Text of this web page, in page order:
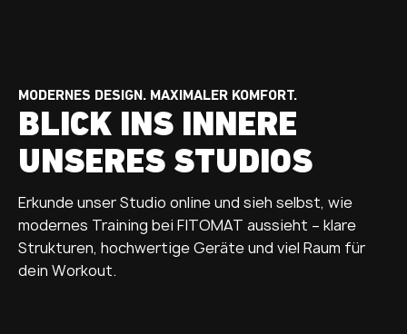
MODERNES DESIGN. MAXIMALER KOMFORT.
BLICK INS INNERE
UNSERES STUDIOS
Erkunde unser Studio online und sieh selbst, wie
modernes Training bei FITOMAT aussieht – klare
Strukturen, hochwertige Geräte und viel Raum für
dein Workout.